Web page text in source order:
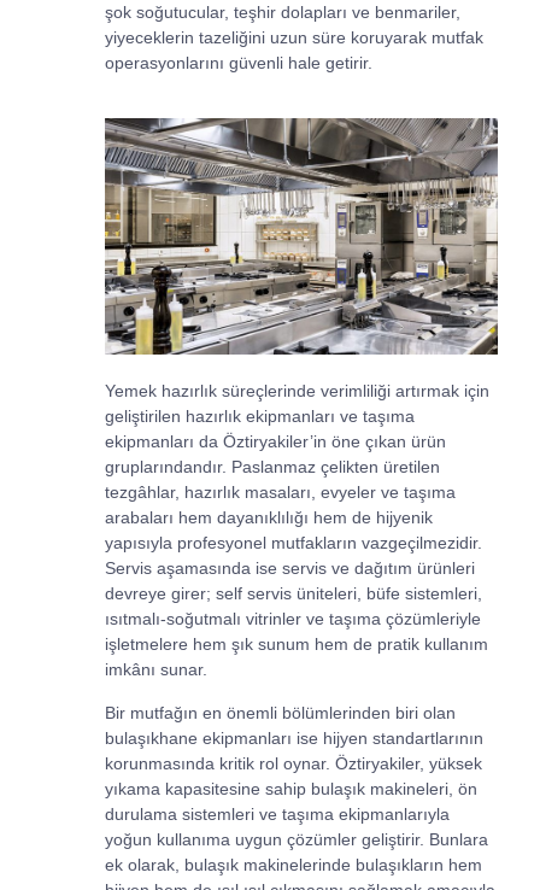
şok soğutucular, teşhir dolapları ve benmariler,
yiyeceklerin tazeliğini uzun süre koruyarak mutfak
operasyonlarını güvenli hale getirir.
Yemek hazırlık süreçlerinde verimliliği artırmak için
geliştirilen hazırlık ekipmanları ve taşıma
ekipmanları da Öztiryakiler’in öne çıkan ürün
gruplarındandır. Paslanmaz çelikten üretilen
tezgâhlar, hazırlık masaları, evyeler ve taşıma
arabaları hem dayanıklılığı hem de hijyenik
yapısıyla profesyonel mutfakların vazgeçilmezidir.
Servis aşamasında ise servis ve dağıtım ürünleri
devreye girer; self servis üniteleri, büfe sistemleri,
ısıtmalı-soğutmalı vitrinler ve taşıma çözümleriyle
işletmelere hem şık sunum hem de pratik kullanım
imkânı sunar.
Bir mutfağın en önemli bölümlerinden biri olan
bulaşıkhane ekipmanları ise hijyen standartlarının
korunmasında kritik rol oynar. Öztiryakiler, yüksek
yıkama kapasitesine sahip bulaşık makineleri, ön
durulama sistemleri ve taşıma ekipmanlarıyla
yoğun kullanıma uygun çözümler geliştirir. Bunlara
ek olarak, bulaşık makinelerinde bulaşıkların hem